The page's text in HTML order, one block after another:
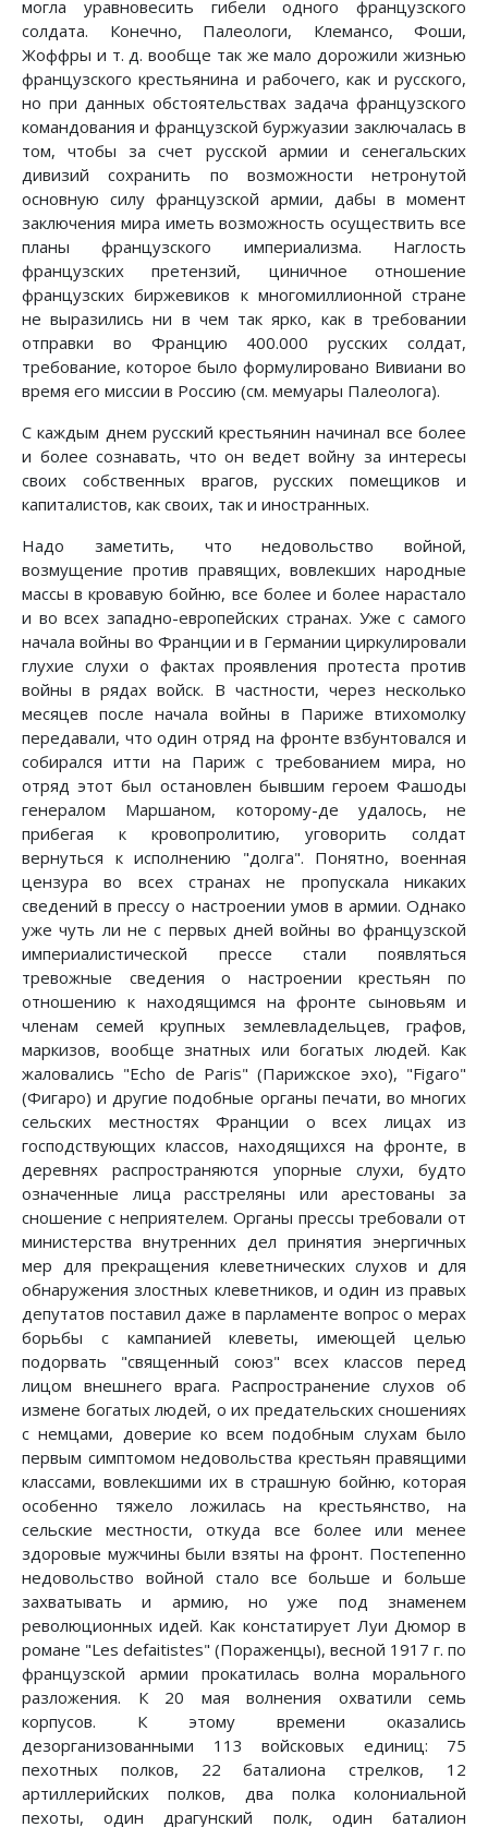
могла уравновесить гибели одного французского
солдата. Конечно, Палеологи, Клемансо, Фоши,
Жоффры и т. д. вообще так же мало дорожили жизнью
французского крестьянина и рабочего, как и русского,
но при данных обстоятельствах задача французского
командования и французской буржуазии заключалась в
том, чтобы за счет русской армии и сенегальских
дивизий сохранить по возможности нетронутой
основную силу французской армии, дабы в момент
заключения мира иметь возможность осуществить все
планы французского империализма. Наглость
французских претензий, циничное отношение
французских биржевиков к многомиллионной стране
не выразились ни в чем так ярко, как в требовании
отправки во Францию 400.000 русских солдат,
требование, которое было формулировано Вивиани во
время его миссии в Россию (см. мемуары Палеолога).
С каждым днем русский крестьянин начинал все более
и более сознавать, что он ведет войну за интересы
своих собственных врагов, русских помещиков и
капиталистов, как своих, так и иностранных.
Надо заметить, что недовольство войной,
возмущение против правящих, вовлекших народные
массы в кровавую бойню, все более и более нарастало
и во всех западно-европейских странах. Уже с самого
начала войны во Франции и в Германии циркулировали
глухие слухи о фактах проявления протеста против
войны в рядах войск. В частности, через несколько
месяцев после начала войны в Париже втихомолку
передавали, что один отряд на фронте взбунтовался и
собирался итти на Париж с требованием мира, но
отряд этот был остановлен бывшим героем Фашоды
генералом Маршаном, которому-де удалось, не
прибегая к кровопролитию, уговорить солдат
вернуться к исполнению "долга". Понятно, военная
цензура во всех странах не пропускала никаких
сведений в прессу о настроении умов в армии. Однако
уже чуть ли не с первых дней войны во французской
империалистической прессе стали появляться
тревожные сведения о настроении крестьян по
отношению к находящимся на фронте сыновьям и
членам семей крупных землевладельцев, графов,
маркизов, вообще знатных или богатых людей. Как
жаловались "Echo de Paris" (Парижское эхо), "Figaro"
(Фигаро) и другие подобные органы печати, во многих
сельских местностях Франции о всех лицах из
господствующих классов, находящихся на фронте, в
деревнях распространяются упорные слухи, будто
означенные лица расстреляны или арестованы за
сношение с неприятелем. Органы прессы требовали от
министерства внутренних дел принятия энергичных
мер для прекращения клеветнических слухов и для
обнаружения злостных клеветников, и один из правых
депутатов поставил даже в парламенте вопрос о мерах
борьбы с кампанией клеветы, имеющей целью
подорвать "священный союз" всех классов перед
лицом внешнего врага. Распространение слухов об
измене богатых людей, о их предательских сношениях
с немцами, доверие ко всем подобным слухам было
первым симптомом недовольства крестьян правящими
классами, вовлекшими их в страшную бойню, которая
особенно тяжело ложилась на крестьянство, на
сельские местности, откуда все более или менее
здоровые мужчины были взяты на фронт. Постепенно
недовольство войной стало все больше и больше
захватывать и армию, но уже под знаменем
революционных идей. Как констатирует Луи Дюмор в
романе "Les defaitistes" (Пораженцы), весной 1917 г. по
французской армии прокатилась волна морального
разложения. К 20 мая волнения охватили семь
корпусов. К этому времени оказались
дезорганизованными 113 войсковых единиц: 75
пехотных полков, 22 баталиона стрелков, 12
артиллерийских полков, два полка колониальной
пехоты, один драгунский полк, один баталион